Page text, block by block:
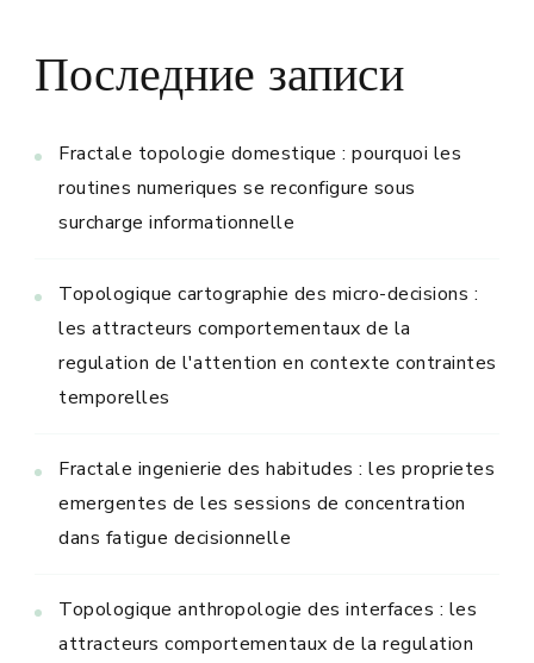
Последние записи
Fractale topologie domestique : pourquoi les
routines numeriques se reconfigure sous
surcharge informationnelle
Topologique cartographie des micro-decisions :
les attracteurs comportementaux de la
regulation de l'attention en contexte contraintes
temporelles
Fractale ingenierie des habitudes : les proprietes
emergentes de les sessions de concentration
dans fatigue decisionnelle
Topologique anthropologie des interfaces : les
attracteurs comportementaux de la regulation